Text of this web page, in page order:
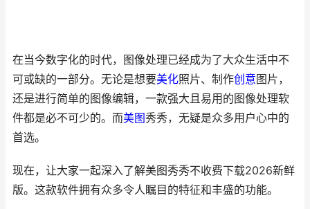
在当今数字化的时代，图像处理已经成为了大众生活中不
可或缺的一部分。无论是想要美化照片、制作创意图片，
还是进行简单的图像编辑，一款强大且易用的图像处理软
件都是必不可少的。而美图秀秀，无疑是众多用户心中的
首选。
现在，让大家一起深入了解美图秀秀不收费下载2026新鲜
版。这款软件拥有众多令人瞩目的特征和丰盛的功能。